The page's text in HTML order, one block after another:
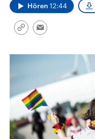
Hören 12:44
Link
Email